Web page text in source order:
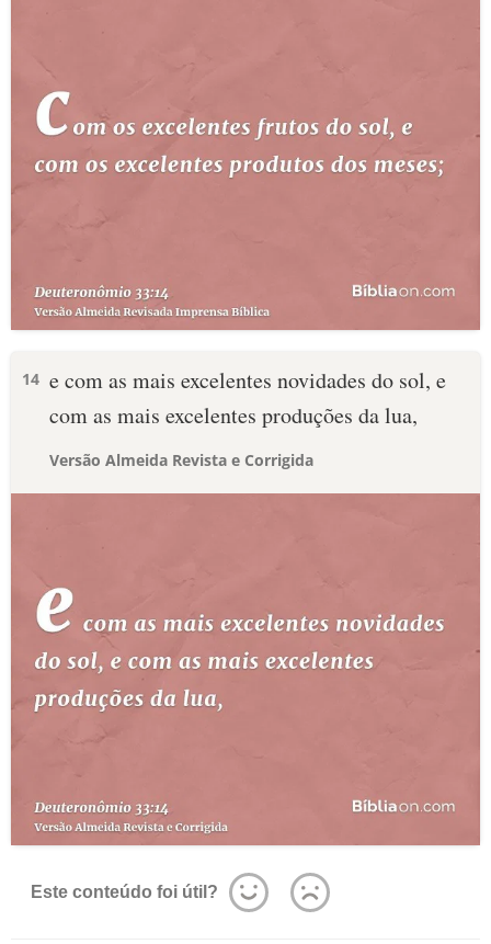
14 e com as mais excelentes novidades do sol, e
com as mais excelentes produções da lua,
Versão Almeida Revista e Corrigida
Este conteúdo foi útil?